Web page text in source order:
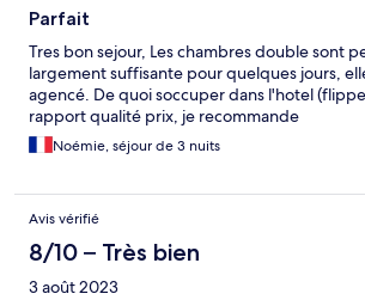
Parfait
Tres bon sejour, Les chambres double sont
largement suffisante pour quelques jours,
agencé. De quoi soccuper dans l'hotel
rapport qualité prix, je recommande
Noémie, séjour de 3 nuits
Avis vérifié
8/10 – Très bien
3 août 2023